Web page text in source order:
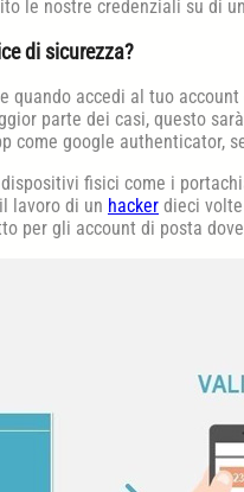
le nostre credenziali su di
di sicurezza?
quando accedi al tuo
parte dei casi, questo
come google authenticator,
fisici come i
lavoro di un hacker dieci
per gli account di posta